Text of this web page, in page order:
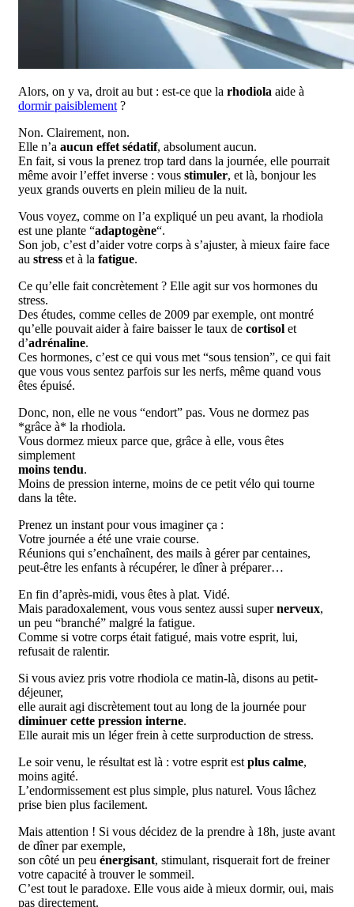
Alors, on y va, droit au but : est-ce que la rhodiola aide à
dormir paisiblement ?
Non. Clairement, non.
Elle n’a aucun effet sédatif, absolument aucun.
En fait, si vous la prenez trop tard dans la journée, elle pourrait
même avoir l’effet inverse : vous stimuler, et là, bonjour les
yeux grands ouverts en plein milieu de la nuit.
Vous voyez, comme on l’a expliqué un peu avant, la rhodiola
est une plante “adaptogène“.
Son job, c’est d’aider votre corps à s’ajuster, à mieux faire face
au stress et à la fatigue.
Ce qu’elle fait concrètement ? Elle agit sur vos hormones du
stress.
Des études, comme celles de 2009 par exemple, ont montré
qu’elle pouvait aider à faire baisser le taux de cortisol et
d’adrénaline.
Ces hormones, c’est ce qui vous met “sous tension”, ce qui fait
que vous vous sentez parfois sur les nerfs, même quand vous
êtes épuisé.
Donc, non, elle ne vous “endort” pas. Vous ne dormez pas
*grâce à* la rhodiola.
Vous dormez mieux parce que, grâce à elle, vous êtes
simplement
moins tendu.
Moins de pression interne, moins de ce petit vélo qui tourne
dans la tête.
Prenez un instant pour vous imaginer ça :
Votre journée a été une vraie course.
Réunions qui s’enchaînent, des mails à gérer par centaines,
peut-être les enfants à récupérer, le dîner à préparer…
En fin d’après-midi, vous êtes à plat. Vidé.
Mais paradoxalement, vous vous sentez aussi supernerveux,
un peu “branché” malgré la fatigue.
Comme si votre corps était fatigué, mais votre esprit, lui,
refusait de ralentir.
Si vous aviez pris votre rhodiola ce matin-là, disons au petit-
déjeuner,
elle aurait agi discrètement tout au long de la journée pour
diminuer cette pression interne.
Elle aurait mis un léger frein à cette surproduction de stress.
Le soir venu, le résultat est là : votre esprit est plus calme,
moins agité.
L’endormissement est plus simple, plus naturel. Vous lâchez
prise bien plus facilement.
Mais attention ! Si vous décidez de la prendre à 18h, juste avant
de dîner par exemple,
son côté un peu énergisant, stimulant, risquerait fort de freiner
votre capacité à trouver le sommeil.
C’est tout le paradoxe. Elle vous aide à mieux dormir, oui, mais
pas directement.